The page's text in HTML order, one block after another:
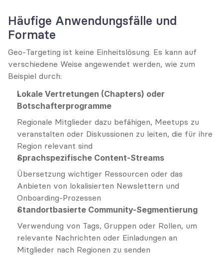
Häufige Anwendungsfälle und
Formate
Geo-Targeting ist keine Einheitslösung. Es kann auf
verschiedene Weise angewendet werden, wie zum
Beispiel durch:
Lokale Vertretungen (Chapters) oder
Botschafterprogramme
Regionale Mitglieder dazu befähigen, Meetups zu
veranstalten oder Diskussionen zu leiten, die für ihre
Region relevant sind
Sprachspezifische Content-Streams
Übersetzung wichtiger Ressourcen oder das
Anbieten von lokalisierten Newslettern und
Onboarding-Prozessen
Standortbasierte Community-Segmentierung
Verwendung von Tags, Gruppen oder Rollen, um
relevante Nachrichten oder Einladungen an
Mitglieder nach Regionen zu senden